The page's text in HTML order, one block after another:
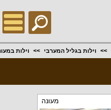
וילות בגליל המערבי וילות
מעונה